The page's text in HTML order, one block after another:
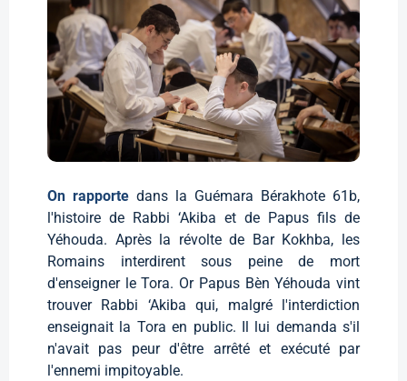
On rapporte dans la Guémara Bérakhote 61b,
l'histoire de Rabbi ‘Akiba et de Papus fils de
Yéhouda. Après la révolte de Bar Kokhba, les
Romains interdirent sous peine de mort
d'enseigner le Tora. Or Papus Bèn Yéhouda vint
trouver Rabbi ‘Akiba qui, malgré l'interdiction
enseignait la Tora en public. Il lui demanda s'il
n'avait pas peur d'être arrêté et exécuté par
l'ennemi impitoyable.